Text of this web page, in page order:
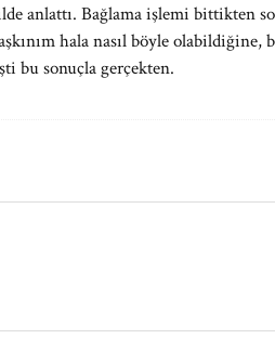
anlattı. Bağlama işlemi bittikten
hala nasıl böyle
bu sonuçla gerçekten.